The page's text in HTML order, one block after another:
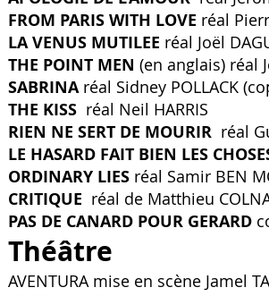
FROM PARIS WITH LOVE réal
LA VENUS MUTILEE réal Joël
THE POINT MEN (en anglais) réal
SABRINA réal Sidney POLLACK
THE KISS réal Neil HARRIS
RIEN NE SERT DE MOURIR réal
LE HASARD FAIT BIEN LES
ORDINARY LIES réal Samir BEN
CRITIQUE réal de Matthieu
PAS DE CANARD POUR GERARD
Théâtre
AVENTURA mise en scène Jamel